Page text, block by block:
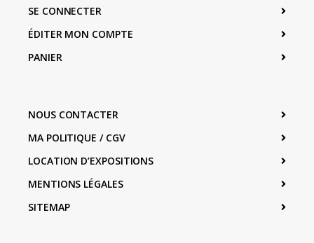
SE CONNECTER
ÉDITER MON COMPTE
PANIER
NOUS CONTACTER
MA POLITIQUE / CGV
LOCATION D’EXPOSITIONS
MENTIONS LÉGALES
SITEMAP